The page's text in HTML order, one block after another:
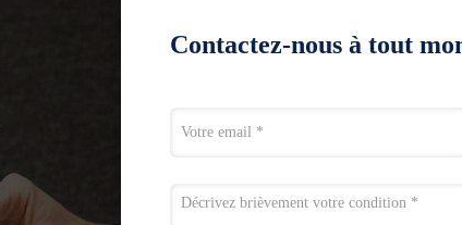
Contactez-nous à tout